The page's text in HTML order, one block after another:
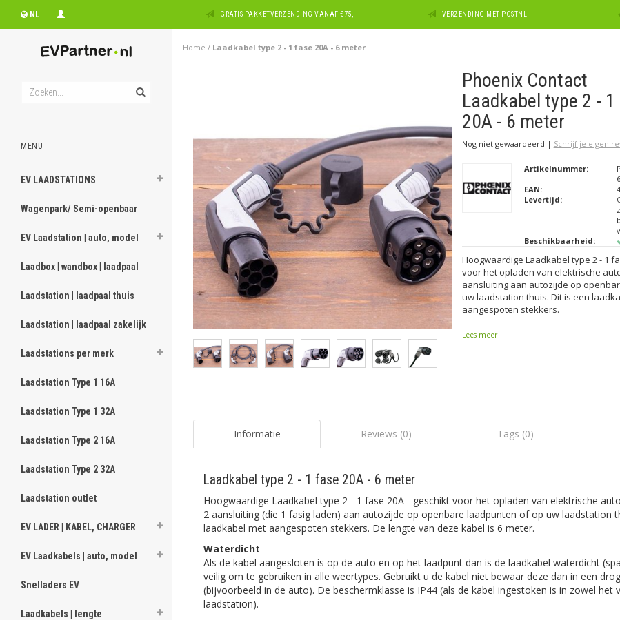
NL GRATIS PAKKETVERZENDING VANAF €75,- VERZENDING MET POSTNL
MENU
EV LAADSTATIONS
Wagenpark/ Semi-openbaar
EV Laadstation | auto, model
Laadbox | wandbox | laadpaal
Laadstation | laadpaal thuis
Laadstation | laadpaal zakelijk
Laadstations per merk
Laadstation Type 1 16A
Laadstation Type 1 32A
Laadstation Type 2 16A
Laadstation Type 2 32A
Laadstation outlet
EV LADER | KABEL, CHARGER
EV Laadkabels | auto, model
Snelladers EV
Laadkabels | lengte
Home / Laadkabel type 2 - 1 fase 20A - 6 meter
Phoenix Contact
Laadkabel type 2 -
20A - 6 meter
Nog niet gewaardeerd | Schrijf je eigen
Artikelnummer:
EAN:
Levertijd:
Beschikbaarheid:
Hoogwaardige Laadkabel type 2 - 1
voor het opladen van elektrische
aansluiting aan autozijde op
uw laadstation thuis. Dit is een
aangespoten stekkers.
Lees meer
Informatie Reviews (0) Tags (0)
Laadkabel type 2 - 1 fase 20A - 6 meter
Hoogwaardige Laadkabel type 2 - 1 fase 20A - geschikt voor het opladen van elektrische
2 aansluiting (die 1 fasig laden) aan autozijde op openbare laadpunten of op uw laadstation
laadkabel met aangespoten stekkers. De lengte van deze kabel is 6 meter.
Waterdicht
Als de kabel aangesloten is op de auto en op het laadpunt dan is de laadkabel waterdicht
veilig om te gebruiken in alle weertypes. Gebruikt u de kabel niet bewaar deze dan in een
(bijvoorbeeld in de auto). De beschermklasse is IP44 (als de kabel ingestoken is in zowel het
laadstation).